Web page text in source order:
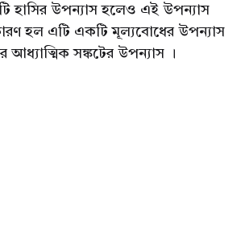
হাসির উপন্যাস হলেও এই উপন্যাস
হল এটি একটি মূল্যবোধের উপন্যাস
আধ্যাত্মিক সঙ্কটের উপন্যাস ।